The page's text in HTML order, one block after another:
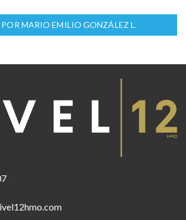
MARIO EMILIO GONZÁLEZ L.